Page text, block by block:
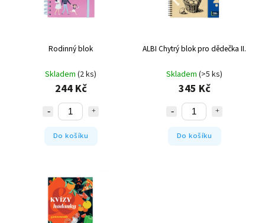
Rodinný blok
Skladem (2 ks)
244 Kč
Do košíku
ALBI Chytrý blok pro dědečka II.
Skladem (>5 ks)
345 Kč
Do košíku